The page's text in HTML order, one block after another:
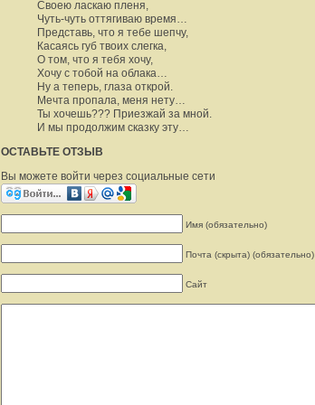
Своею ласкаю пленя,
Чуть-чуть оттягиваю время…
Представь, что я тебе шепчу,
Касаясь губ твоих слегка,
О том, что я тебя хочу,
Хочу с тобой на облака…
Ну а теперь, глаза открой.
Мечта пропала, меня нету…
Ты хочешь??? Приезжай за мной.
И мы продолжим сказку эту…
ОСТАВЬТЕ ОТЗЫВ
Вы можете войти через социальные сети
Имя (обязательно)
Почта (скрыта) (обязательно)
Сайт